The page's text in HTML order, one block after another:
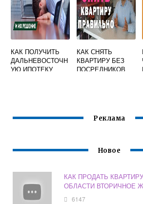
КАК ПОЛУЧИТЬ
ДАЛЬНЕВОСТОЧН
УЮ ИПОТЕКУ
КАК СНЯТЬ
КВАРТИРУ БЕЗ
ПОСРЕДНИКОВ
Реклама
Новое
КАК ПРОДАТЬ
ОБЛАСТИ ВТОРИЧНОЕ
6147